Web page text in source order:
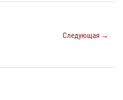
Следующая →